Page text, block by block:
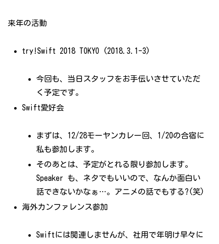
来年の活動
try!Swift 2018 TOKYO (2018.3.1-3)
今回も、当日スタッフをお手伝いさせていただ
く予定です。
Swift愛好会
まずは、12/28モーヤンカレー回、1/20の合宿に
私も参加します。
そのあとは、予定がとれる限り参加します。
Speaker も、ネタでもいいので、なんか面白い
話できないかなぁ…。アニメの話でもする?(笑)
海外カンファレンス参加
Swiftには関連しませんが、社用で年明け早々に